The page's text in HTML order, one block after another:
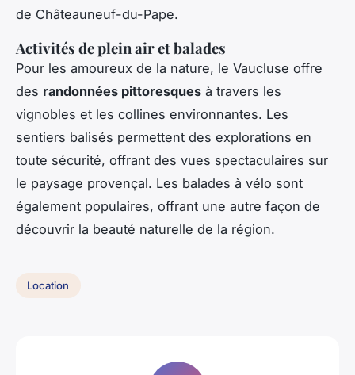
de Châteauneuf-du-Pape.
Activités de plein air et balades
Pour les amoureux de la nature, le Vaucluse offre
des randonnées pittoresques à travers les
vignobles et les collines environnantes. Les
sentiers balisés permettent des explorations en
toute sécurité, offrant des vues spectaculaires sur
le paysage provençal. Les balades à vélo sont
également populaires, offrant une autre façon de
découvrir la beauté naturelle de la région.
Location